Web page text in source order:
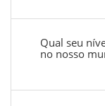
Qual seu
no nosso